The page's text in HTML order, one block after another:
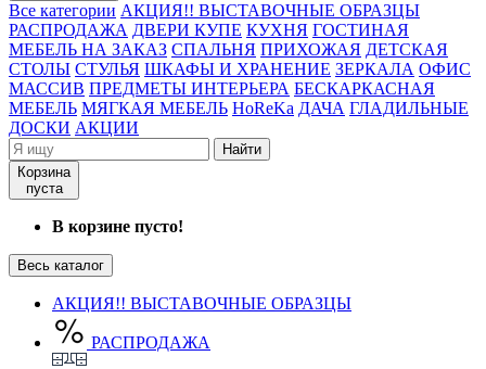
Все категории АКЦИЯ!! ВЫСТАВОЧНЫЕ ОБРАЗЦЫ
РАСПРОДАЖА ДВЕРИ КУПЕ КУХНЯ ГОСТИНАЯ
МЕБЕЛЬ НА ЗАКАЗ СПАЛЬНЯ ПРИХОЖАЯ ДЕТСКАЯ
СТОЛЫ СТУЛЬЯ ШКАФЫ И ХРАНЕНИЕ ЗЕРКАЛА ОФИС
МАССИВ ПРЕДМЕТЫ ИНТЕРЬЕРА БЕСКАРКАСНАЯ
МЕБЕЛЬ МЯГКАЯ МЕБЕЛЬ HoReKa ДАЧА ГЛАДИЛЬНЫЕ
ДОСКИ АКЦИИ
Найти
Корзина
пуста
В корзине пусто!
Весь каталог
АКЦИЯ!! ВЫСТАВОЧНЫЕ ОБРАЗЦЫ
РАСПРОДАЖА